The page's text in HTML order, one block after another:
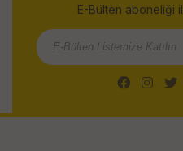
E-Bülten aboneliği